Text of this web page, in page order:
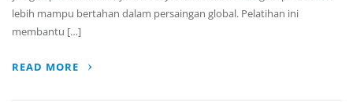
lebih mampu bertahan dalam persaingan global. Pelatihan ini
membantu […]
READ MORE